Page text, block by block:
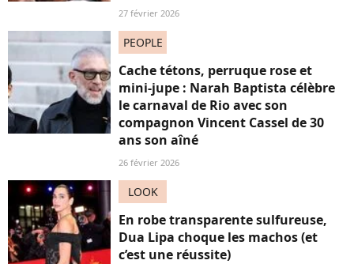
27 février 2026
PEOPLE
Cache tétons, perruque rose et
mini-jupe : Narah Baptista célèbre
le carnaval de Rio avec son
compagnon Vincent Cassel de 30
ans son aîné
26 février 2026
LOOK
En robe transparente sulfureuse,
Dua Lipa choque les machos (et
c’est une réussite)